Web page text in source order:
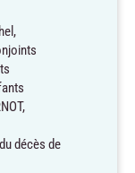
décès de